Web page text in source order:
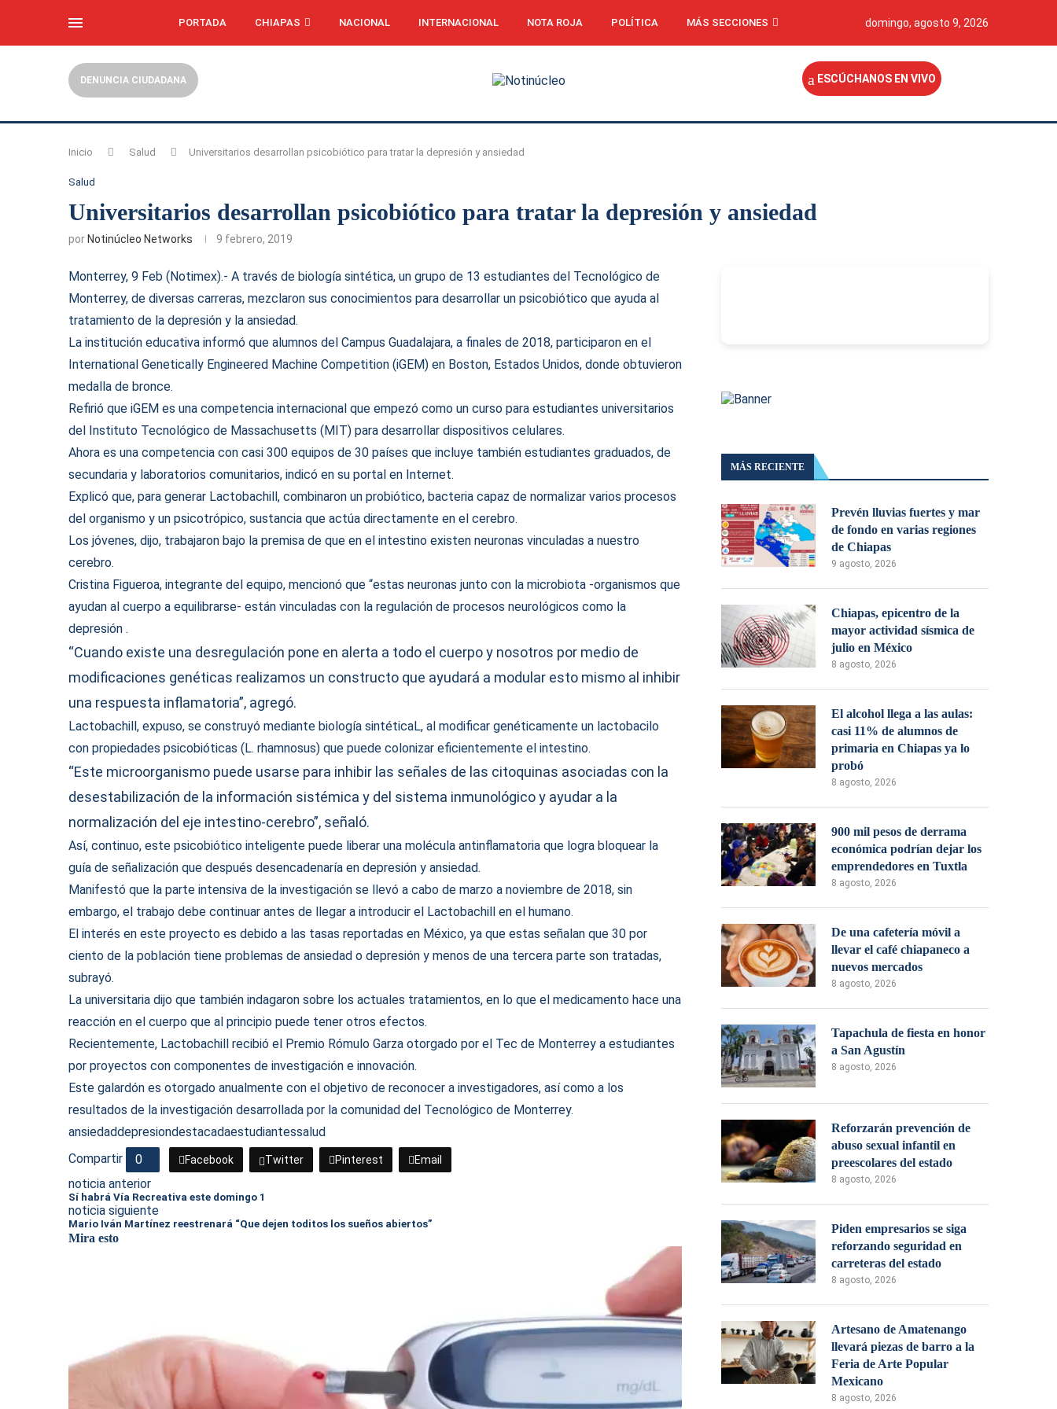
PORTADA CHIAPAS NACIONAL INTERNACIONAL NOTA ROJA POLÍTICA MÁS SECCIONES domingo, agosto 9, 2026
DENUNCIA CIUDADANA ESCÚCHANOS EN VIVO
Inicio Salud Universitarios desarrollan psicobiótico para tratar la depresión y ansiedad
Salud
Universitarios desarrollan psicobiótico para tratar la depresión y ansiedad
por Notinúcleo Networks 9 febrero, 2019
Monterrey, 9 Feb (Notimex).- A través de biología sintética, un grupo de 13 estudiantes del Tecnológico de
Monterrey, de diversas carreras, mezclaron sus conocimientos para desarrollar un psicobiótico que ayuda al
tratamiento de la depresión y la ansiedad.
La institución educativa informó que alumnos del Campus Guadalajara, a finales de 2018, participaron en el
International Genetically Engineered Machine Competition (iGEM) en Boston, Estados Unidos, donde obtuvieron
medalla de bronce.
Refirió que iGEM es una competencia internacional que empezó como un curso para estudiantes universitarios
del Instituto Tecnológico de Massachusetts (MIT) para desarrollar dispositivos celulares.
Ahora es una competencia con casi 300 equipos de 30 países que incluye también estudiantes graduados, de
secundaria y laboratorios comunitarios, indicó en su portal en Internet.
Explicó que, para generar Lactobachill, combinaron un probiótico, bacteria capaz de normalizar varios procesos
del organismo y un psicotrópico, sustancia que actúa directamente en el cerebro.
Los jóvenes, dijo, trabajaron bajo la premisa de que en el intestino existen neuronas vinculadas a nuestro
cerebro.
Cristina Figueroa, integrante del equipo, mencionó que “estas neuronas junto con la microbiota -organismos que
ayudan al cuerpo a equilibrarse- están vinculadas con la regulación de procesos neurológicos como la
depresión .
“Cuando existe una desregulación pone en alerta a todo el cuerpo y nosotros por medio de
modificaciones genéticas realizamos un constructo que ayudará a modular esto mismo al inhibir
una respuesta inflamatoria”, agregó.
Lactobachill, expuso, se construyó mediante biología sintéticaL, al modificar genéticamente un lactobacilo
con propiedades psicobióticas (L. rhamnosus) que puede colonizar eficientemente el intestino.
“Este microorganismo puede usarse para inhibir las señales de las citoquinas asociadas con la
desestabilización de la información sistémica y del sistema inmunológico y ayudar a la
normalización del eje intestino-cerebro”, señaló.
Así, continuo, este psicobiótico inteligente puede liberar una molécula antinflamatoria que logra bloquear la
guía de señalización que después desencadenaría en depresión y ansiedad.
Manifestó que la parte intensiva de la investigación se llevó a cabo de marzo a noviembre de 2018, sin
embargo, el trabajo debe continuar antes de llegar a introducir el Lactobachill en el humano.
El interés en este proyecto es debido a las tasas reportadas en México, ya que estas señalan que 30 por
ciento de la población tiene problemas de ansiedad o depresión y menos de una tercera parte son tratadas,
subrayó.
La universitaria dijo que también indagaron sobre los actuales tratamientos, en lo que el medicamento hace una
reacción en el cuerpo que al principio puede tener otros efectos.
Recientemente, Lactobachill recibió el Premio Rómulo Garza otorgado por el Tec de Monterrey a estudiantes
por proyectos con componentes de investigación e innovación.
Este galardón es otorgado anualmente con el objetivo de reconocer a investigadores, así como a los
resultados de la investigación desarrollada por la comunidad del Tecnológico de Monterrey.
ansiedaddepresiondestacadaestudiantessalud
Compartir
0 Facebook Twitter Pinterest Email
noticia anterior
Sí habrá Vía Recreativa este domingo 1
noticia siguiente
Mario Iván Martínez reestrenará “Que dejen toditos los sueños abiertos”
Mira esto
MÁS RECIENTE
Prevén lluvias fuertes y mar
de fondo en varias regiones
de Chiapas
9 agosto, 2026
Chiapas, epicentro de la
mayor actividad sísmica de
julio en México
8 agosto, 2026
El alcohol llega a las aulas:
casi 11% de alumnos de
primaria en Chiapas ya lo
probó
8 agosto, 2026
900 mil pesos de derrama
económica podrían dejar los
emprendedores en Tuxtla
8 agosto, 2026
De una cafetería móvil a
llevar el café chiapaneco a
nuevos mercados
8 agosto, 2026
Tapachula de fiesta en honor
a San Agustín
8 agosto, 2026
Reforzarán prevención de
abuso sexual infantil en
preescolares del estado
8 agosto, 2026
Piden empresarios se siga
reforzando seguridad en
carreteras del estado
8 agosto, 2026
Artesano de Amatenango
llevará piezas de barro a la
Feria de Arte Popular
Mexicano
8 agosto, 2026